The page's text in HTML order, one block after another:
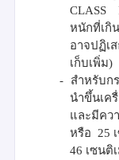
CLASS
หนักที่เกิ
อาจปฏิเ
เก็บเพิ่ม)
- สำหรับก
นำขึ้นเค
และมีคว
หรือ 25
46 เซนติ